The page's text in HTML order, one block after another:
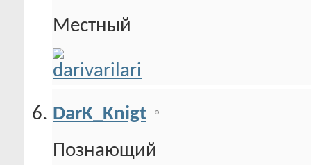
Местный
DarK_Knigt
Познающий